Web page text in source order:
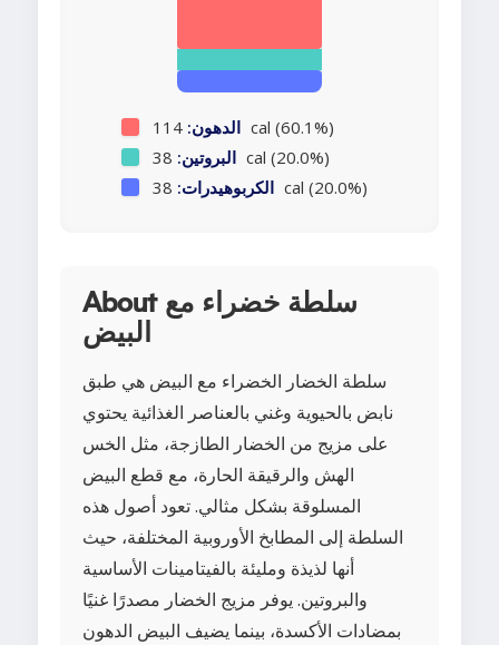
الدهون: 114 cal (60.1%)
البروتين: 38 cal (20.0%)
الكربوهيدرات: 38 cal (20.0%)
About سلطة خضراء مع
البيض
سلطة الخضار الخضراء مع البيض هي طبق
نابض بالحيوية وغني بالعناصر الغذائية يحتوي
على مزيج من الخضار الطازجة، مثل الخس
الهش والرقيقة الحارة، مع قطع البيض
المسلوقة بشكل مثالي. تعود أصول هذه
السلطة إلى المطابخ الأوروبية المختلفة، حيث
أنها لذيذة ومليئة بالفيتامينات الأساسية
والبروتين. يوفر مزيج الخضار مصدرًا غنيًا
بمضادات الأكسدة، بينما يضيف البيض الدهون